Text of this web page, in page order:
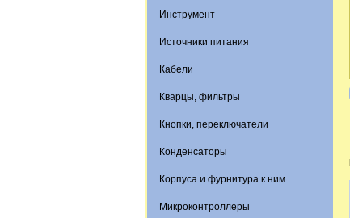
Инструмент
Источники питания
Кабели
Кварцы, фильтры
Кнопки, переключатели
Конденсаторы
Корпуса и фурнитура к ним
Микроконтроллеры